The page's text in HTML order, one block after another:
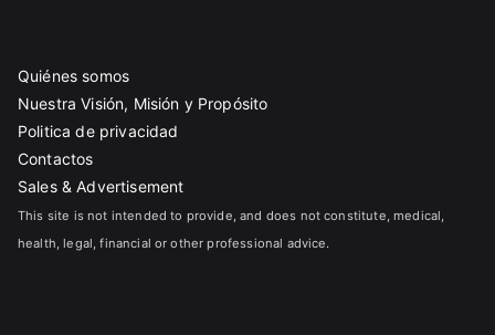
Quiénes somos
Nuestra Visión, Misión y Propósito
Politica de privacidad
Contactos
Sales & Advertisement
This site is not intended to provide, and does not constitute, medical,
health, legal, financial or other professional advice.